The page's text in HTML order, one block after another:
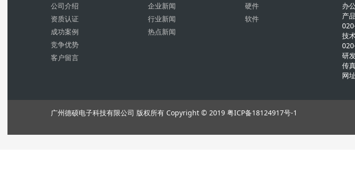
公司介绍
资质认证
成功案例
竞争优势
客户留言
企业新闻
行业新闻
热点新闻
硬件
软件
办
产
技
研
传
网
广州德硕电子科技有限公司 版权所有 Copyright © 2019 粤ICP备18124917号-1